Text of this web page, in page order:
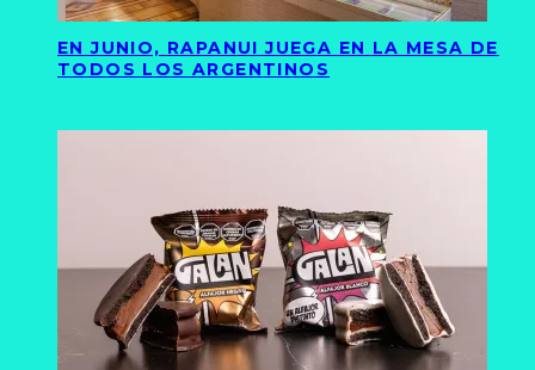
EN JUNIO, RAPANUI JUEGA EN LA MESA DE
TODOS LOS ARGENTINOS